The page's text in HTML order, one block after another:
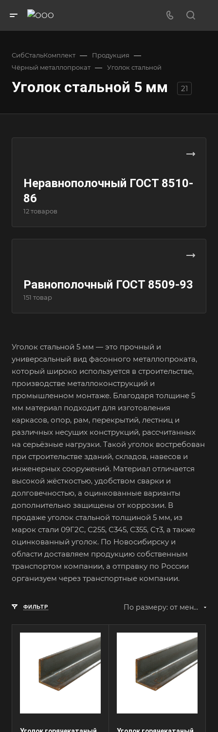
СибСтальКомплект — Продукция —
Чёрный металлопрокат — Уголок стальной
Уголок стальной 5 мм 21
Неравнополочный ГОСТ 8510-
86
12 товаров
Равнополочный ГОСТ 8509-93
151 товар
Уголок стальной 5 мм — это прочный и
универсальный вид фасонного металлопроката,
который широко используется в строительстве,
производстве металлоконструкций и
промышленном монтаже. Благодаря толщине 5
мм материал подходит для изготовления
каркасов, опор, рам, перекрытий, лестниц и
различных несущих конструкций, рассчитанных
на серьёзные нагрузки. Такой уголок востребован
при строительстве зданий, складов, навесов и
инженерных сооружений. Материал отличается
высокой жёсткостью, удобством сварки и
долговечностью, а оцинкованные варианты
дополнительно защищены от коррозии. В
продаже уголок стальной толщиной 5 мм, из
марок стали 09Г2С, С255, С345, С355, Ст3, а также
оцинкованный уголок. По Новосибирску и
области доставляем продукцию собственным
транспортом компании, а отправку по России
организуем через транспортные компании.
ФИЛЬТР По размеру: от меньшего к большему